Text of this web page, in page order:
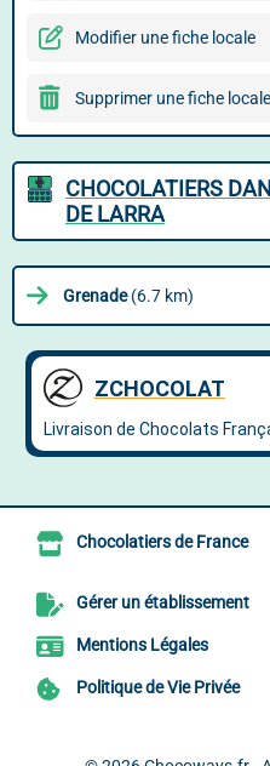
Modifier une fiche locale
Supprimer une fiche locale
CHOCOLATIERS
DE LARRA
Grenade(6.7 km)
Chocolatiers de France
Gérer un établissement
Mentions Légales
Politique de Vie Privée